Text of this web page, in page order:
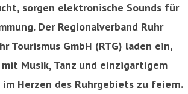
sorgen elektronische Sounds für
Der Regionalverband Ruhr
Tourismus GmbH (RTG) laden ein,
Musik, Tanz und einzigartigem
Herzen des Ruhrgebiets zu feiern.